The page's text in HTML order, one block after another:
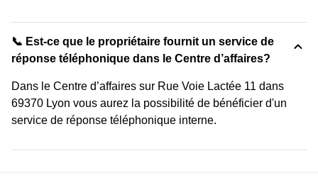
📞 Est-ce que le propriétaire fournit un service de
réponse téléphonique dans le Centre d’affaires?
Dans le Centre d’affaires sur Rue Voie Lactée 11 dans
69370 Lyon vous aurez la possibilité de bénéficier d'un
service de réponse téléphonique interne.